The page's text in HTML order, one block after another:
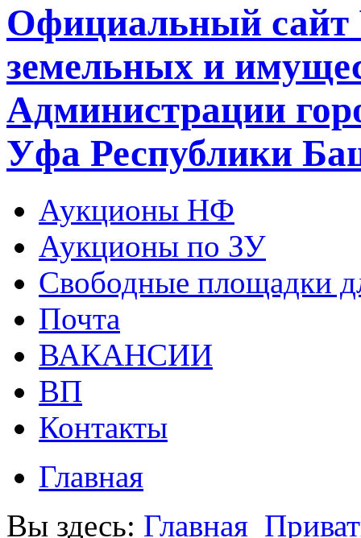
Официальный сайт
земельных и
Администрации
Уфа Республики
Аукционы НФ
Аукционы по ЗУ
Свободные площадки
Почта
ВАКАНСИИ
ВП
Контакты
Главная
Вы здесь: Главная